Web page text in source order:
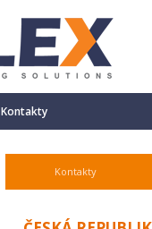
Kontakty
Kontakty